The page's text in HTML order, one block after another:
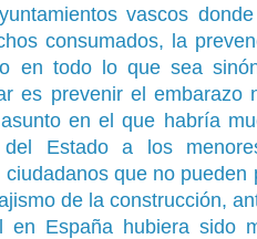
vascos
consumados, la
en todo lo que sea
es prevenir el embarazo
en el que habría
Estado a los
que no pueden
de la construcción,
en España hubiera sido